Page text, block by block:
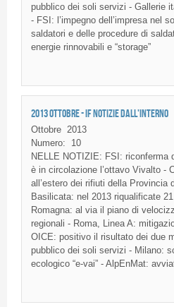
pubblico dei soli servizi - Gallerie
- FSI: l’impegno dell’impresa nel
saldatori e delle procedure di
energie rinnovabili e “storage”
2013 OTTOBRE - IF NOTIZIE DALL'INTERNO
Ottobre 2013
Numero:
10
NELLE NOTIZIE: FSI : riconferma
èin circolazione l’ottavo Vivalto-
all’estero dei rifiuti della Provincia
Basilicata: nel 2013 riqualificate21
Romagna: al via il piano di
regionali - Roma, LineaA:
OICE: positivo il risultato dei due
pubblico dei soli servizi - Milano:
ecologico “e-vai”- AlpEnMat: